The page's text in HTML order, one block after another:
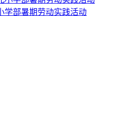
学部暑期劳动实践活动